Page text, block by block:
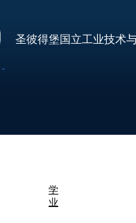
圣彼得堡国立工业技术
学
业